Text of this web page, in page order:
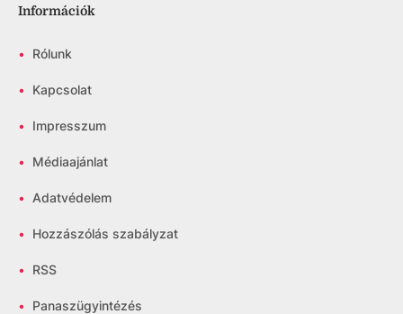
Információk
• Rólunk
• Kapcsolat
• Impresszum
• Médiaajánlat
• Adatvédelem
• Hozzászólás szabályzat
• RSS
• Panaszügyintézés